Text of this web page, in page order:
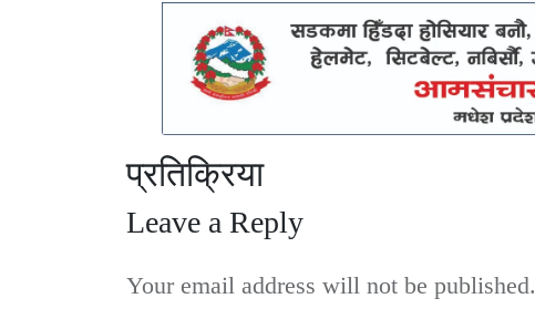
प्रतिक्रिया
Leave a Reply
Your email address will not be published.